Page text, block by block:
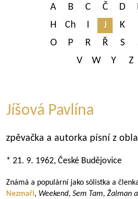
A B C Č D
H
Ch I J K
O
P R Ř S
V
W Y Z
Jíšová Pavlína
zpěvačka a autorka písní z
* 21. 9. 1962, České Budějovice
Známá a populární jako sólistka a
Nezmaři, Weekend, Sem Tam, Žalman